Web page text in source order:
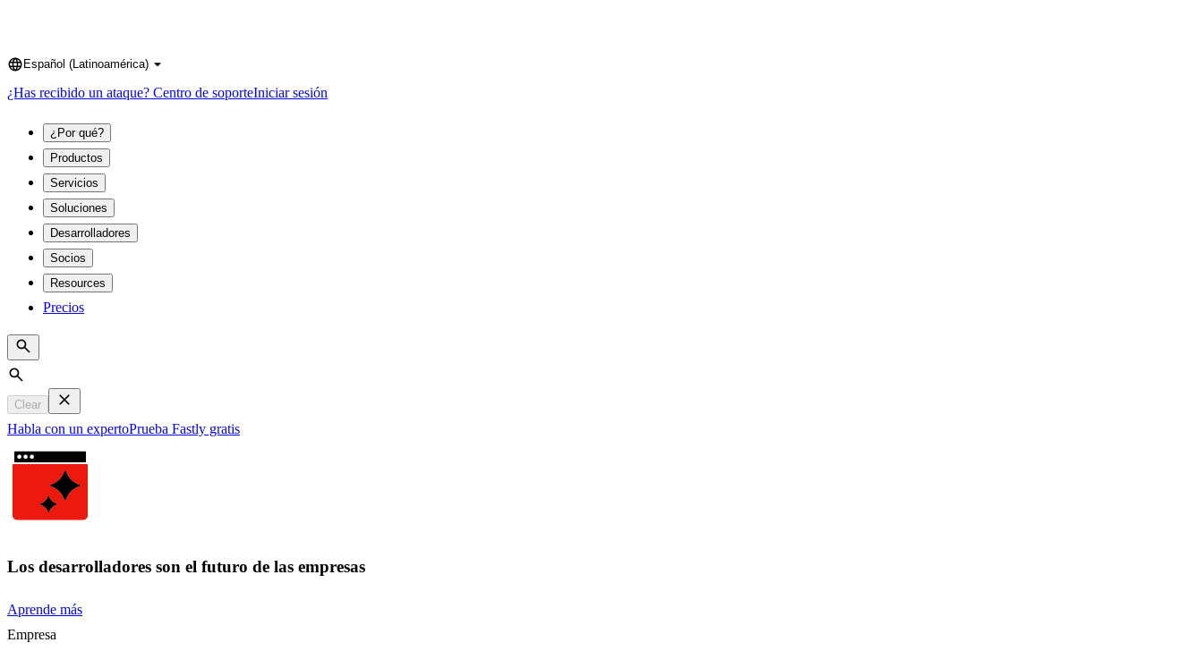
Language
Español (Latinoamérica)
¿Has recibido un ataque? Centro de soporteIniciar sesión
¿Por qué?
Productos
Servicios
Soluciones
Desarrolladores
Socios
Resources
Precios
Search
Clear
Habla con un expertoPrueba Fastly gratis
Los desarrolladores son el futuro de las empresas
Aprende más
Empresa